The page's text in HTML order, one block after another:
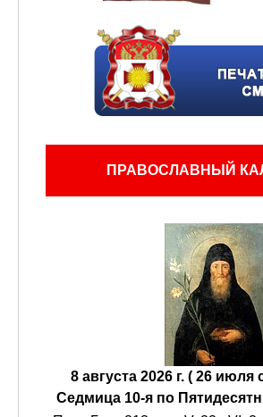
ПРАВОСЛАВНЫЙ
8 августа 2026 г. ( 26 июля
Седмица 10-я по